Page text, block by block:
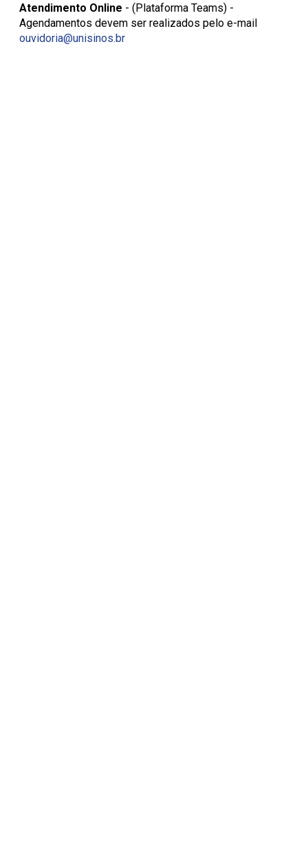
Atendimento Online - (Plataforma Teams) -
Agendamentos devem ser realizados pelo e-mail
ouvidoria@unisinos.br